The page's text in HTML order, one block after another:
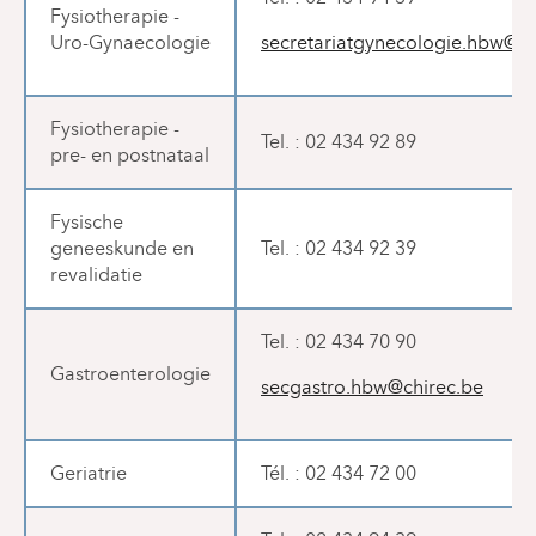
Fysiotherapie -
Uro-Gynaecologie
Fysiotherapie -
pre- en postnataal
Tel. : 02 434 92 89
Fysische
geneeskunde en
revalidatie
Tel. : 02 434 92 39
Gastroenterologie
Tel. : 02 434 70 90
secgastro.hbw@chirec.be
Geriatrie Tél. : 02 434 72 00